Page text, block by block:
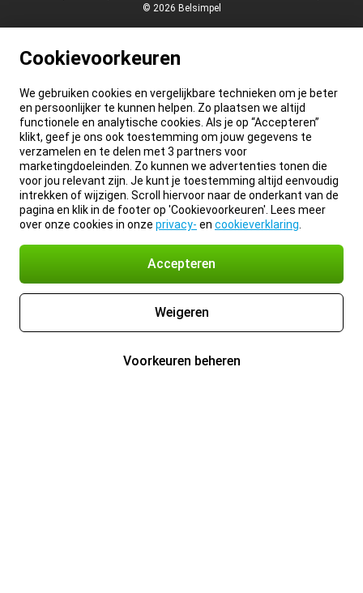
© 2026 Belsimpel
Cookievoorkeuren
We gebruiken cookies en vergelijkbare technieken om je beter
en persoonlijker te kunnen helpen. Zo plaatsen we altijd
functionele en analytische cookies. Als je op “Accepteren”
klikt, geef je ons ook toestemming om jouw gegevens te
verzamelen en te delen met 3 partners voor
marketingdoeleinden. Zo kunnen we advertenties tonen die
voor jou relevant zijn. Je kunt je toestemming altijd eenvoudig
intrekken of wijzigen. Scroll hiervoor naar de onderkant van de
pagina en klik in de footer op 'Cookievoorkeuren'. Lees meer
over onze cookies in onze privacy- en cookieverklaring
Accepteren
Weigeren
Voorkeuren beheren